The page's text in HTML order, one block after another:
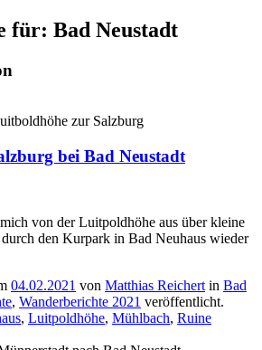
für: Bad Neustadt
bei Bad Neustadt
von der Luitpoldhöhe aus über kleine
den Kurpark in Bad Neuhaus wieder
04.02.2021 von Matthias Reichert in Bad
, Wanderberichte 2021 veröffentlicht.
, Luitpoldhöhe, Mühlbach, Ruine